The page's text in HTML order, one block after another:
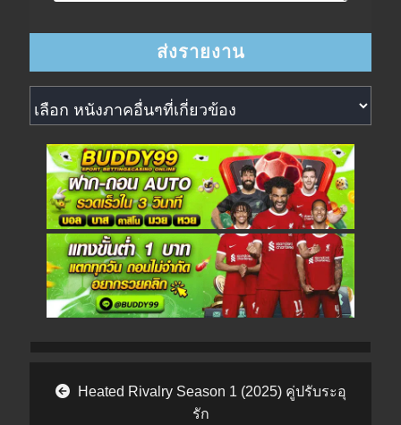
Post navigation
Heated Rivalry Season 1 (2025) คู่ปรับระอุ
รัก